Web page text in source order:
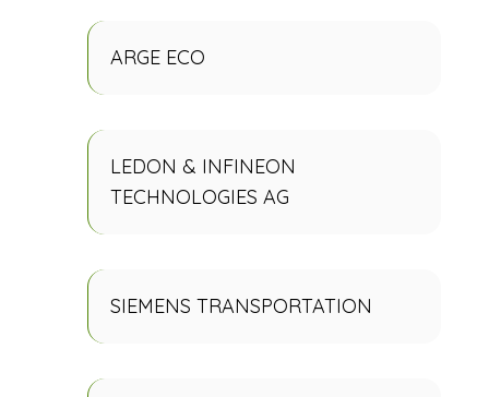
ARGE ECO
LEDON & INFINEON
TECHNOLOGIES AG
SIEMENS TRANSPORTATION